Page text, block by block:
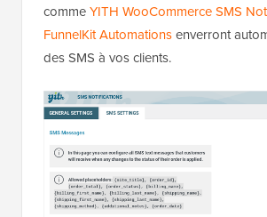
commeYITH WooCommerce SMS
FunnelKit Automationsenverront
des SMS à vos clients.